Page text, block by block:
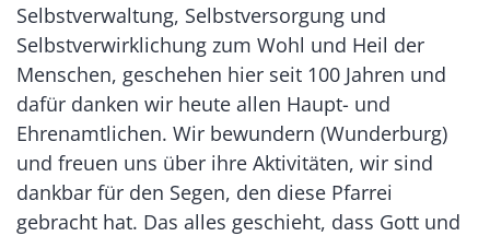
Selbstverwaltung, Selbstversorgung und
Selbstverwirklichung zum Wohl und Heil der
Menschen, geschehen hier seit 100 Jahren und
dafür danken wir heute allen Haupt- und
Ehrenamtlichen. Wir bewundern (Wunderburg)
und freuen uns über ihre Aktivitäten, wir sind
dankbar für den Segen, den diese Pfarrei
gebracht hat. Das alles geschieht, dass Gott und